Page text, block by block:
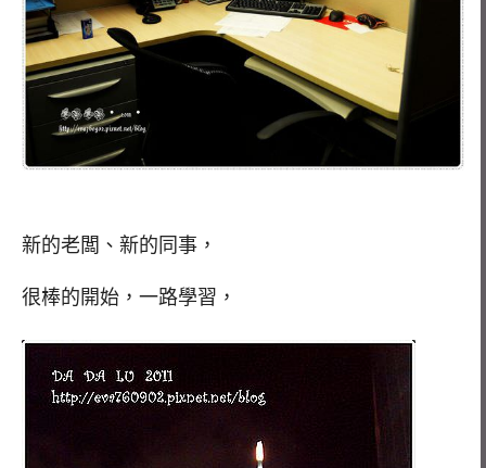
新的老闆、新的同事，
很棒的開始，一路學習，